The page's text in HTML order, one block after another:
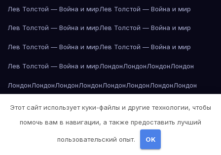
Лев Толстой — Война и мирЛев Толстой — Война и мир
Лев Толстой — Война и мирЛев Толстой — Война и мир
Лев Толстой — Война и мирЛев Толстой — Война и мир
Лев Толстой — Война и мирЛондонЛондонЛондонЛондон
ЛондонЛондонЛондонЛондонЛондонЛондонЛондонЛондон
Лондон Лондон Лос-Анджелес Лос-Анджелес
Лос-АнджелесЛос-АнджелесЛос-АнджелесЛос-Анджелес
Лос-АнджелесЛос-АнджелесЛос-Анджелес
Этот сайт использует куки-файлы и другие технологии, чтобы
помочь вам в навигации, а также предоставить лучший
пользовательский опыт. OK